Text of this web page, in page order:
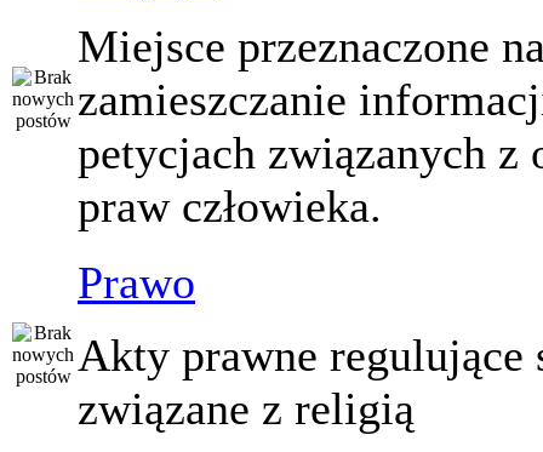
Miejsce przeznaczone
zamieszczanie
petycjach związanych z
praw człowieka.
Prawo
Akty prawne regulujące
związane z religią